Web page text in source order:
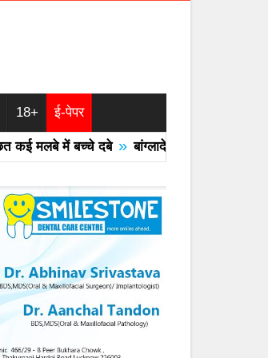
18+ ई-पेपर
मलबे में बच्चे दबे » बांग्लादेश का एयरफोर्स का F -7